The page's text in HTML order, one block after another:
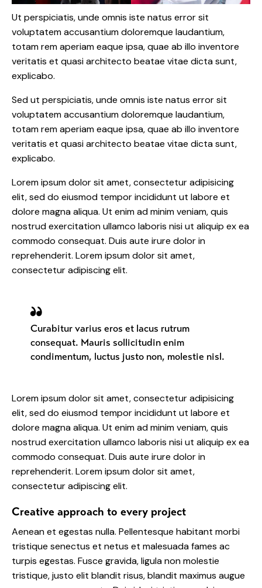
Ut perspiciatis, unde omnis iste natus error sit
voluptatem accusantium doloremque laudantium,
totam rem aperiam eaque ipsa, quae ab illo inventore
veritatis et quasi architecto beatae vitae dicta sunt,
explicabo.
Sed ut perspiciatis, unde omnis iste natus error sit
voluptatem accusantium doloremque laudantium,
totam rem aperiam eaque ipsa, quae ab illo inventore
veritatis et quasi architecto beatae vitae dicta sunt,
explicabo.
Lorem ipsum dolor sit amet, consectetur adipisicing
elit, sed do eiusmod tempor incididunt ut labore et
dolore magna aliqua. Ut enim ad minim veniam, quis
nostrud exercitation ullamco laboris nisi ut aliquip ex ea
commodo consequat. Duis aute irure dolor in
reprehenderit. Lorem ipsum dolor sit amet,
consectetur adipiscing elit.
Curabitur varius eros et lacus rutrum
consequat. Mauris sollicitudin enim
condimentum, luctus justo non, molestie nisl.
Lorem ipsum dolor sit amet, consectetur adipisicing
elit, sed do eiusmod tempor incididunt ut labore et
dolore magna aliqua. Ut enim ad minim veniam, quis
nostrud exercitation ullamco laboris nisi ut aliquip ex ea
commodo consequat. Duis aute irure dolor in
reprehenderit. Lorem ipsum dolor sit amet,
consectetur adipiscing elit.
Creative approach to every project
Aenean et egestas nulla. Pellentesque habitant morbi
tristique senectus et netus et malesuada fames ac
turpis egestas. Fusce gravida, ligula non molestie
tristique, justo elit blandit risus, blandit maximus augue